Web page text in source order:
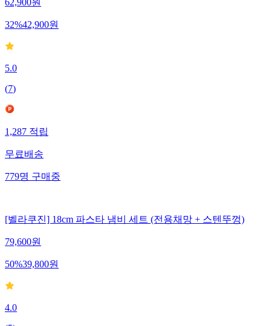
62,900원
32%42,900원
5.0
(7)
1,287적립
무료배송
779명구매중
[벨라쿠진] 18cm 파스타 냄비 세트 (전용채망 + 스텐뚜껑)
79,600원
50%39,800원
4.0